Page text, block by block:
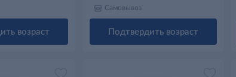
возраст
Самовывоз
Подтвердить возраст